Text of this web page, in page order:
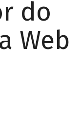
do
Web